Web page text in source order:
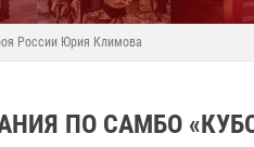
России Юрия Климова
ПО САМБО